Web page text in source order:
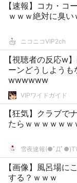
【速報】コカ・コ
ｗｗｗ絶対に臭い
ニコニコVIP2ch
【視聴者の反応w
ーンどうしよう
wwwwww
VIPワイドガイド
【狂気】クラブで
たらｗｗｗｗｗｗ
雪夜速報(●ﾟДﾟ
【画像】風呂場に
する？ｗｗｗ